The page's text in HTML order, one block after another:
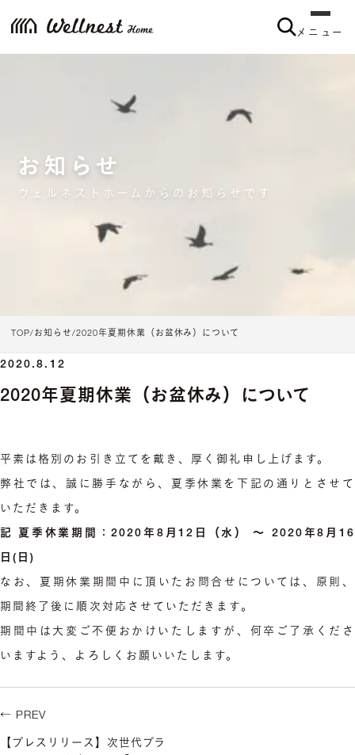
メニュー
お知らせ
ウェルネストホームからのお知らせです
TOP お知らせ 2020年夏期休業（お盆休み）について
2020.8.12
2020年夏期休業（お盆休み）について
平素は格別のお引き立てを戴き、厚く御礼申し上げます。
弊社では、誠に勝手ながら、夏季休業を下記の通りとさせて
いただきます。
記 夏季休業期間：2020年8月12日（水） 〜 2020年8月16
日(日)
なお、夏期休業期間中に頂いたお問合せについては、原則、
期間終了後に順次対応させていただきます。
期間中は大変ご不便おかけいたしますが、何卒ご了承くださ
いますよう、よろしくお願いいたします。
← PREV
【プレスリリース】次世代プラ